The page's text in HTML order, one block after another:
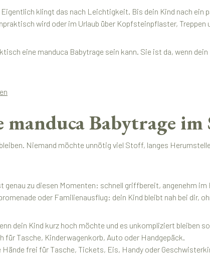
klingt das nach Leichtigkeit. Bis dein Kind nach
wird oder im Urlaub über Kopfsteinpflaster, Treppen
eine manduca Babytrage sein kann. Sie ist da, wenn
Babytrage im
Niemand möchte unnötig viel Stoff, langes
genau zu diesen Momenten: schnell griffbereit, angenehm
oder Familienausflug: dein Kind bleibt nah bei dir,
dein Kind kurz hoch möchte und es unkompliziert bleiben
für Tasche, Kinderwagenkorb, Auto oder Handgepäck.
Hände frei für Tasche, Tickets, Eis, Handy oder